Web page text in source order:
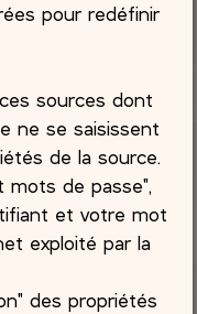
pour redéfinir
sources dont
ne se saisissent
de la source.
mots de passe",
et votre mot
exploité par la
des propriétés